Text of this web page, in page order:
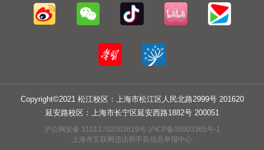
Copyright©2021 松江校区：上海市松江区人民北路2999号 201620
延安路校区：上海市长宁区延安西路1882号 200051
沪公网安备 31011702003619号 沪ICP备05003365号-1
上海市互联网违法和不良信息举报中心